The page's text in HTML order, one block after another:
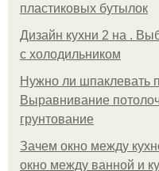
пластиковых бутылок
Дизайн кухни 2 на .
с холодильником
Нужно ли шпаклевать
Выравнивание
грунтование
Зачем окно между
окно между ванной и